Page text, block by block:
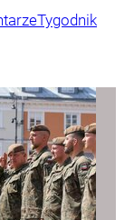
Tygodnik